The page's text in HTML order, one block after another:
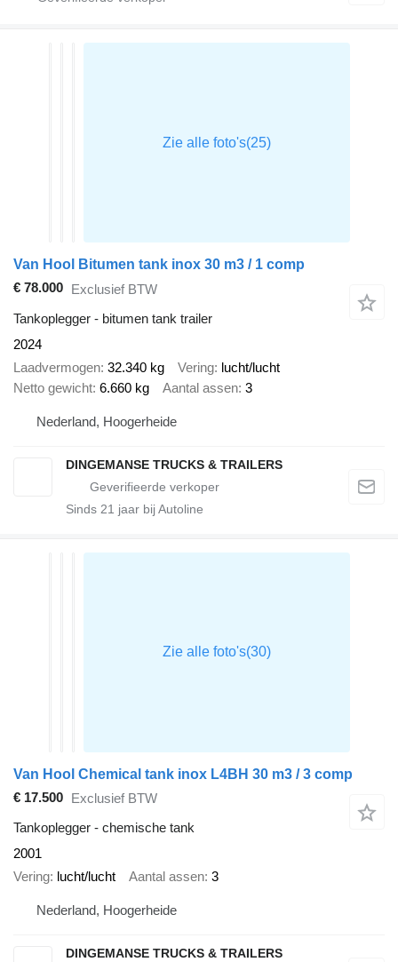
Van Hool Bitumen tank inox 30 m3 / 1 comp
€ 78.000 Exclusief BTW
Tankoplegger - bitumen tank trailer
2024
Laadvermogen 32.340 kg Vering lucht/lucht
Netto gewicht 6.660 kg Aantal assen 3
Nederland, Hoogerheide
DINGEMANSE TRUCKS & TRAILERS
Sinds 21 jaar bij Autoline
Van Hool Chemical tank inox L4BH 30 m3 / 3 comp
€ 17.500 Exclusief BTW
Tankoplegger - chemische tank
2001
Vering lucht/lucht Aantal assen 3
Nederland, Hoogerheide
DINGEMANSE TRUCKS & TRAILERS